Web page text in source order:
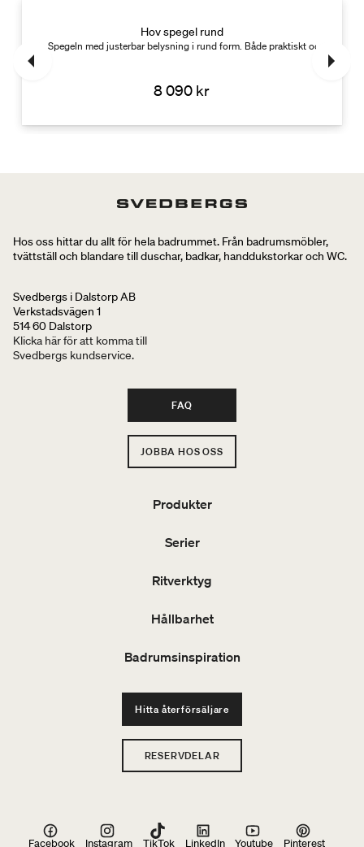
med smarta funktioner.
Hov spegel rund
Spegeln med justerbar belysning i rund form. Både praktiskt och
8 090 kr
Hos oss hittar du allt för hela badrummet. Från badrumsmöbler,
tvättställ och blandare till duschar, badkar, handdukstorkar och WC.
Svedbergs i Dalstorp AB
Verkstadsvägen 1
514 60 Dalstorp
Klicka här för att komma till
Svedbergs kundservice.
FAQ
JOBBA HOS OSS
Produkter
Serier
Ritverktyg
Hållbarhet
Badrumsinspiration
Hitta återförsäljare
RESERVDELAR
Facebook Instagram TikTok LinkedIn Youtube Pinterest